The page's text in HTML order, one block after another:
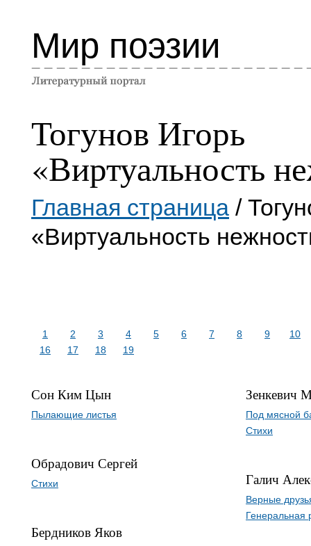
Мир поэзии
Тогунов Игорь
«Виртуальность
Главная страница /
«Виртуальность
1 2 3 4 5 6 7 8 9
10
16
17 18 19
Сон Ким Цын
Пылающие листья
Обрадович Сергей
Стихи
Бердников Яков
Зенкевич
Под мясной
Стихи
Галич
Верные
Генеральная